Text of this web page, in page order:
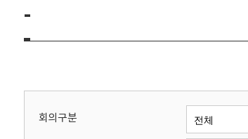
위
회
-
회의구분